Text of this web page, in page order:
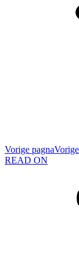
Vorige pagna
READ ON